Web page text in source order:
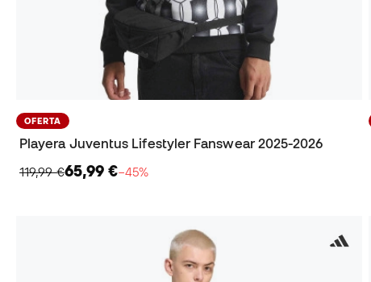
OFERTA
Playera Juventus Lifestyler Fanswear 2025-2026
119,99 €65,99 €−45%